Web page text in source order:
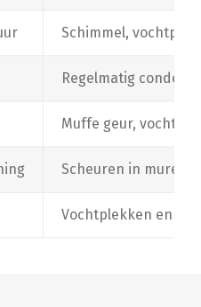
Schimmel,
Regelmatig
Muffe geur,
Scheuren in muren
Vochtplekken en